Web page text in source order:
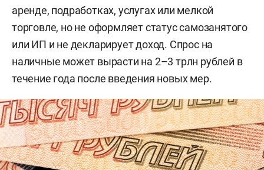
аренде, подработках, услугах или мелкой
торговле, но не оформляет статус самозанятого
или ИП и не декларирует доход. Спрос на
наличные может вырасти на 2–3 трлн рублей в
течение года после введения новых мер.